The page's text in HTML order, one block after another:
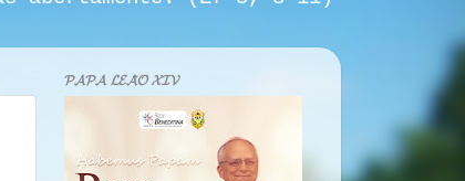
𝓟𝓐𝓟𝓐 𝓛𝓔𝓐̃𝓞 𝓧𝓘𝓥